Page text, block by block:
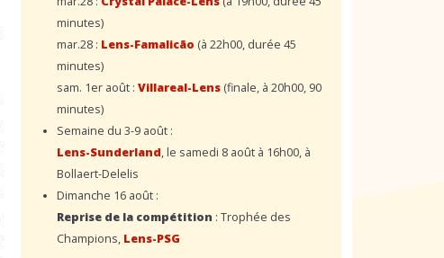
minutes)
mar.28 : Lens-Famalicão (à 22h00, durée 45
minutes)
sam. 1er août : Villareal-Lens (finale, à 20h00, 90
minutes)
Semaine du 3-9 août :
Lens-Sunderland, le samedi 8 août à 16h00, à
Bollaert-Delelis
Dimanche 16 août :
Reprise de la compétition : Trophée des
Champions, Lens-PSG